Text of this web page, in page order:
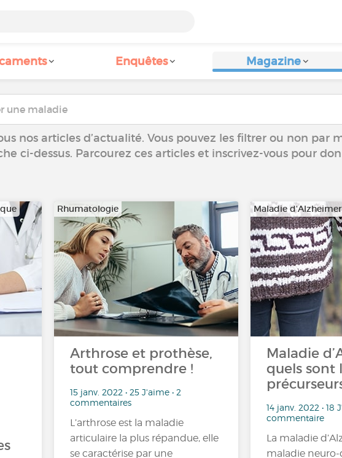
Enquêtes Magazine
nos articles d’actualité. Vous pouvez les filtrer ou non par
ci-dessus. Parcourez ces articles et inscrivez-vous pour
Rhumatologie
Arthrose et prothèse,
tout comprendre !
15 janv. 2022 • 25 J'aime • 2
commentaires
L’arthrose est la maladie
articulaire la plus répandue, elle
se caractérise par une
Maladie d'Alzheimer
Maladie
quels sont
14 janv. 2022 • 18
commentaire
La maladie
maladie